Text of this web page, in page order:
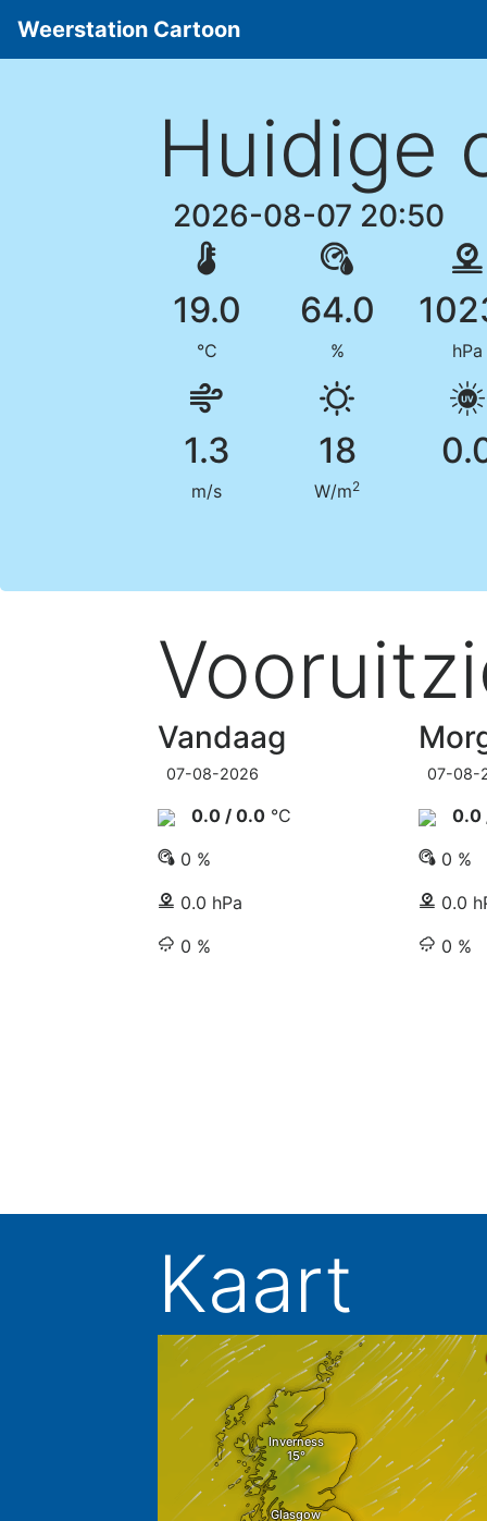
Weerstation Cartoon
Huidige
2026-08-07 20:50
19.0
°C
64.0
% hPa
1.3
m/s
18
W/m2
Vandaag
07-08-2026
0.0 / 0.0 °C
0 %
0.0 hPa
0 %
07-08-
0.0
0 %
0.0
0 %
Kaart